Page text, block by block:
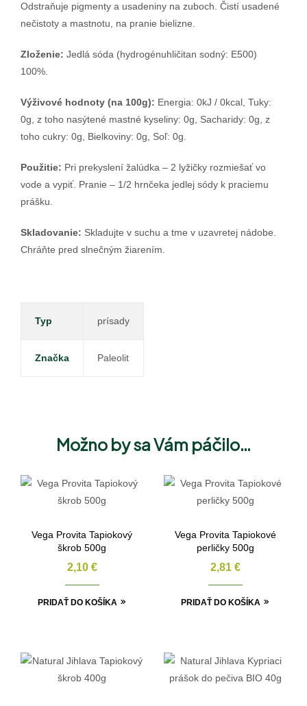
Odstraňuje pigmenty a usadeniny na zuboch. Čistí usadené
nečistoty a mastnotu, na pranie bielizne.
Zloženie: Jedlá sóda (hydrogénuhličitan sodný: E500)
100%.
Výživové hodnoty (na 100g): Energia: 0kJ / 0kcal, Tuky:
0g, z toho nasýtené mastné kyseliny: 0g, Sacharidy: 0g, z
toho cukry: 0g, Bielkoviny: 0g, Soľ: 0g.
Použitie: Pri prekyslení žalúdka – 2 lyžičky rozmiešať vo
vode a vypiť. Pranie – 1/2 hrnčeka jedlej sódy k praciemu
prášku.
Skladovanie: Skladujte v suchu a tme v uzavretej nádobe.
Chráňte pred slnečným žiarením.
Typ prísady
Značka Paleolit
Možno by sa Vám páčilo…
Vega Provita Tapiokový
škrob 500g
2,10 €
PRIDAŤ DO KOŠÍKA
Vega Provita Tapiokové
perličky 500g
2,81 €
PRIDAŤ DO KOŠÍKA